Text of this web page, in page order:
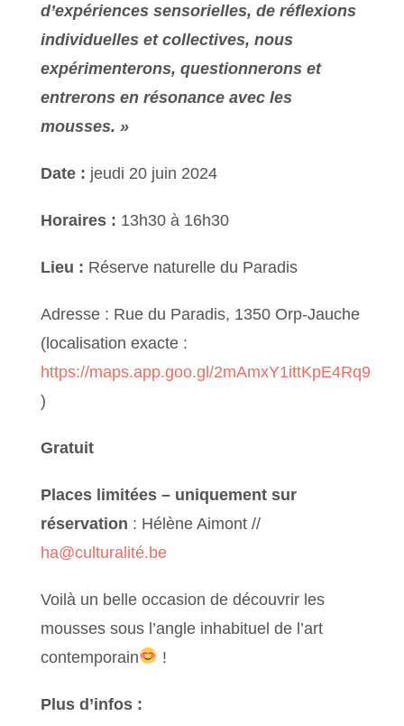
d’expériences sensorielles, de réflexions
individuelles et collectives, nous
expérimenterons, questionnerons et
entrerons en résonance avec les
mousses. »
Date : jeudi 20 juin 2024
Horaires : 13h30 à 16h30
Lieu : Réserve naturelle du Paradis
Adresse : Rue du Paradis, 1350 Orp-Jauche
(localisation exacte :
https://maps.app.goo.gl/2mAmxY1ittKpE4Rq9
)
Gratuit
Places limitées – uniquement sur
réservation : Hélène Aimont //
ha@culturalité.be
Voilà un belle occasion de découvrir les
mousses sous l’angle inhabituel de l’art
contemporain
!
Plus d’infos :